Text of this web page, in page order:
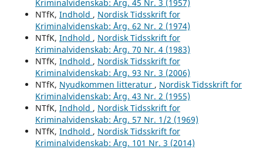
Kriminalvidenskab: Årg. 45 Nr. 3 (1957)
NTfK, Indhold , Nordisk Tidsskrift for
Kriminalvidenskab: Årg. 62 Nr. 2 (1974)
NTfK, Indhold , Nordisk Tidsskrift for
Kriminalvidenskab: Årg. 70 Nr. 4 (1983)
NTfK, Indhold , Nordisk Tidsskrift for
Kriminalvidenskab: Årg. 93 Nr. 3 (2006)
NTfK, Nyudkommen litteratur , Nordisk Tidsskrift for
Kriminalvidenskab: Årg. 43 Nr. 2 (1955)
NTfK, Indhold , Nordisk Tidsskrift for
Kriminalvidenskab: Årg. 57 Nr. 1/2 (1969)
NTfK, Indhold , Nordisk Tidsskrift for
Kriminalvidenskab: Årg. 101 Nr. 3 (2014)